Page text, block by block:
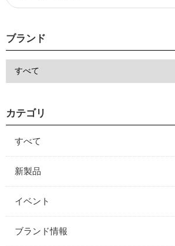
ブランド
カテゴリ
すべて
新製品
イベント
ブランド情報